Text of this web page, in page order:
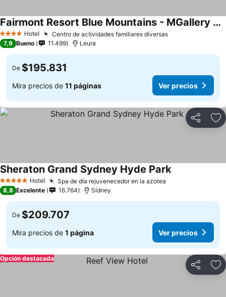
4 EstrellasHotel Centro de actividades familiares diversasVer precios
Fairmont Resort Blue Mountains - MGallery Collection
Ver precios
7,9 Bueno 11.499 Leura
De $195.831
Mira precios de 11 páginas Ver precios
Compartir
5 Estrellas Hotel Spa de día rejuvenecedor en la azotea
Sheraton Grand Sydney Hyde ParkVer precios
8,8 Excelente 16.764 Sídney
De $209.707
Mira precios de 1 página Ver precios
Compartir
Opción destacada